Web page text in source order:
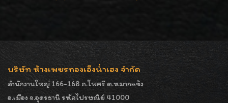
บริษัท ห้างเพชรทองเอ็งน่ำเฮง จำกัด
สำนักงานใหญ่ 166-168 ถ.โพศรี ต.หมากแข้ง
อ.เมือง จ.อุดรธานี รหัสไปรษณีย์ 41000